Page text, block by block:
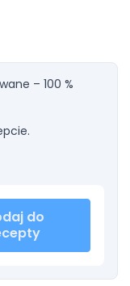
– 100 %
do